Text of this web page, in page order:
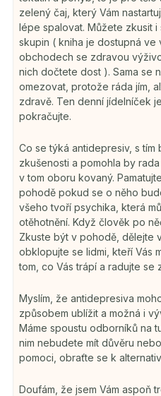
zelený čaj, který Vám
lépe spalovat. Můžete zkusit
skupin ( kniha je dostupná
obchodech se zdravou
nich dočtete dost ). Sama se
omezovat, protože ráda jím,
zdravě. Ten denní jídelníček
pokračujte.
Co se týká antidepresiv, s tím
zkušenosti a pomohla by
v tom oboru kovaný.
pohodě pokud se o něho
všeho tvoří psychika, která
otěhotnění. Když člověk po
Zkuste být v pohodě, dělejte
obklopujte se lidmi, kteří Vás
tom, co Vás trápí a radujte se
Myslím, že antidepresiva
způsobem ublížit a možná i
Máme spoustu odborníků na
nim nebudete mít důvěru
pomoci, obraťte se k
Doufám, že jsem Vám aspoň